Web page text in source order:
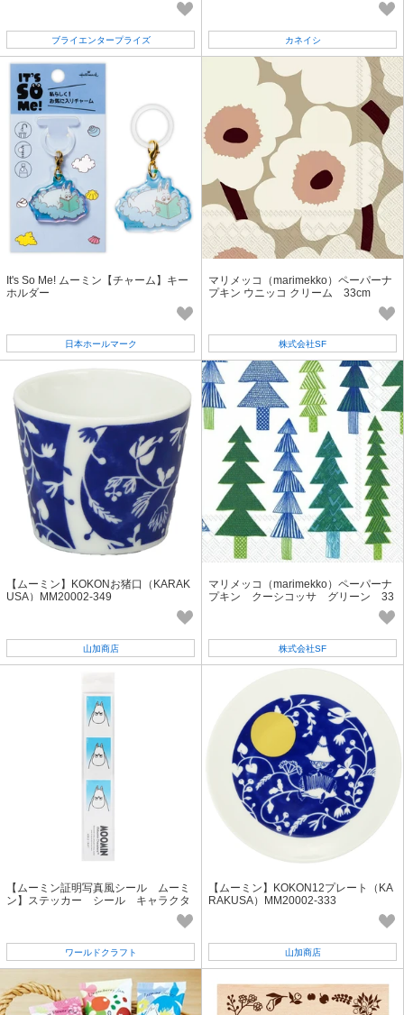
ブライエンタープライズ カネイシ
It's So Me! ムーミン【チャーム】キー
ホルダー
日本ホールマーク
マリメッコ（marimekko）ペーパーナ
プキン ウニッコ クリーム 33cm
株式会社SF
【ムーミン】KOKONお猪口（KARAK
USA）MM20002-349
山加商店
マリメッコ（marimekko）ペーパーナ
プキン クーシコッサ グリーン 33
株式会社SF
【ムーミン証明写真風シール ムーミ
ン】ステッカー シール キャラクタ
ワールドクラフト
【ムーミン】KOKON12プレート（KA
RAKUSA）MM20002-333
山加商店